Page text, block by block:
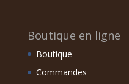
Boutique en ligne
Boutique
Commandes